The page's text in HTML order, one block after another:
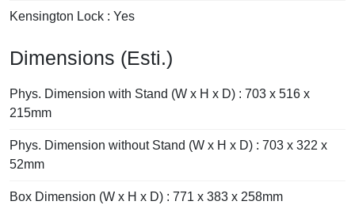
Kensington Lock : Yes
Dimensions (Esti.)
Phys. Dimension with Stand (W x H x D) : 703 x 516 x
215mm
Phys. Dimension without Stand (W x H x D) : 703 x 322 x
52mm
Box Dimension (W x H x D) : 771 x 383 x 258mm